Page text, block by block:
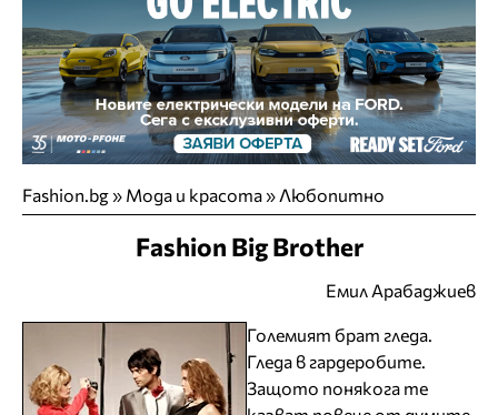
Fashion.bg» Мода и красота» Любопитно
Fashion Big Brother
Емил Арабаджиев
Големият брат гледа.
Гледа в гардеробите.
Защото понякога те